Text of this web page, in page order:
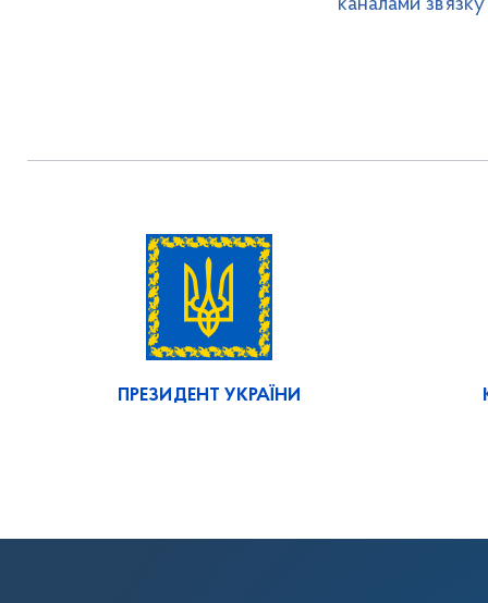
каналами зв’язку
ПРЕЗИДЕНТ УКРАЇНИ